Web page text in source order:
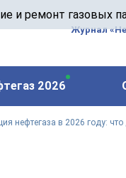
и ремонт газовых
сервисом
поршневых
ИНН 7802588950
Журнал
2026
нефтегаза в 2026 году: что